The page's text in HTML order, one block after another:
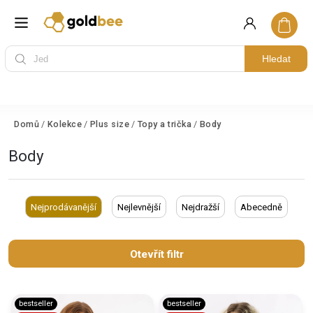
Hledat
Domů / Kolekce / Plus size / Topy a trička / Body
Body
Nejprodávanější Nejlevnější Nejdražší Abecedně
Otevřít filtr
bestseller
bestseller